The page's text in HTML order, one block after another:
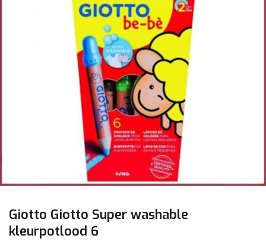
Giotto Giotto Super washable
kleurpotlood 6